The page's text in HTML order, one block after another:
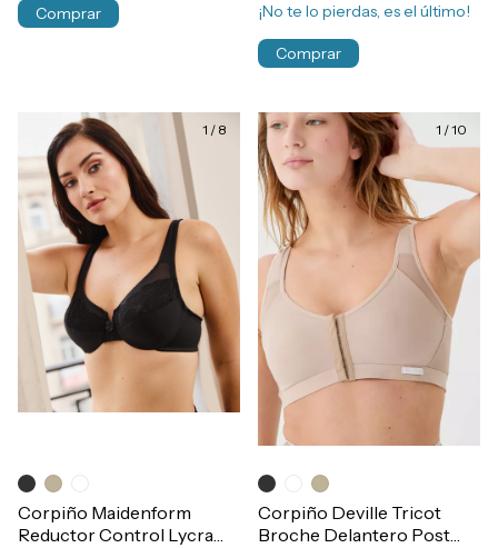
Comprar ¡No te lo pierdas, es el último!
Comprar
1 / 8
Corpiño Maidenform
Reductor Control Lycra
1 /10
Corpiño Deville Tricot
Broche Delantero Post